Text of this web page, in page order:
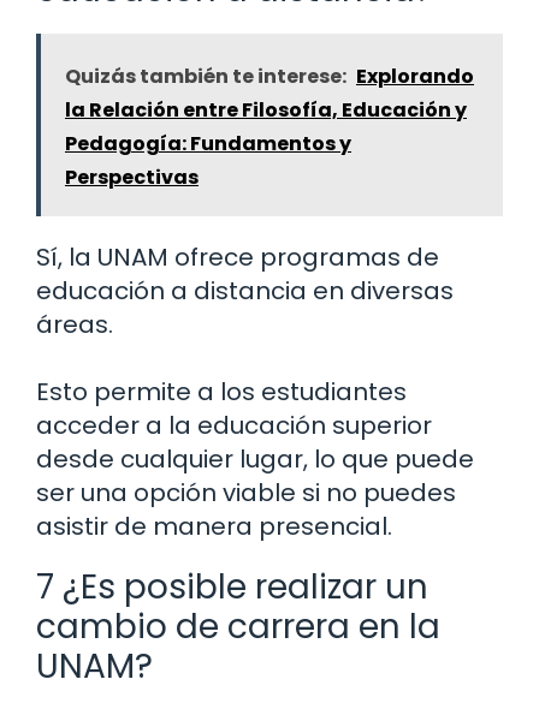
Quizás también te interese: Explorando
la Relación entre Filosofía, Educación y
Pedagogía: Fundamentos y
Perspectivas
Sí, la UNAM ofrece programas de
educación a distancia en diversas
áreas.
Esto permite a los estudiantes
acceder a la educación superior
desde cualquier lugar, lo que puede
ser una opción viable si no puedes
asistir de manera presencial.
7 ¿Es posible realizar un
cambio de carrera en la
UNAM?